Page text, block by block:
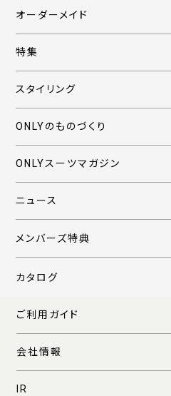
オーダーメイド
特集
スタイリング
ONLYのものづくり
ONLYスーツマガジン
ニュース
メンバーズ特典
カタログ
ご利用ガイド
会社情報
IR